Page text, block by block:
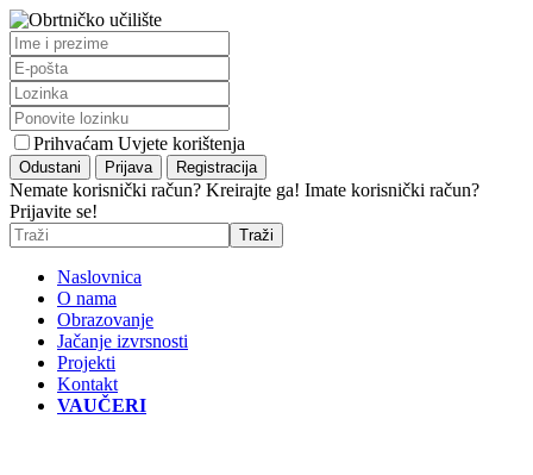
Prihvaćam Uvjete korištenja
Nemate korisnički račun? Kreirajte ga! Imate korisnički račun?
Prijavite se!
Naslovnica
O nama
Obrazovanje
Jačanje izvrsnosti
Projekti
Kontakt
VAUČERI